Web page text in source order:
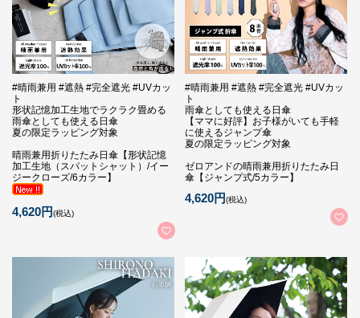
#晴雨兼用 #遮熱 #完全遮光 #UVカッ
ト
形状記憶加工生地でラクラク畳める
雨傘としても使える日傘
夏の限定ラッピング対象
晴雨兼用折りたたみ日傘【形状記憶
加工生地（スパットシャット）/イー
ジークローズ/6カラー】
4,620円(税込)
#晴雨兼用 #遮熱 #完全遮光 #UVカッ
ト
雨傘としても使える日傘
【ママに好評】お子様がいても手軽
に使えるジャンプ傘
夏の限定ラッピング対象
ゼロアンドの晴雨兼用折りたたみ日
傘【ジャンプ式/5カラー】
4,620円(税込)